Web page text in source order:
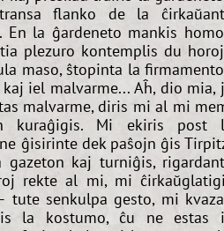
flanko de la
En la ĝardeneto mankis
plezuro kontemplis du
maso, ŝtopinta la
iel malvarme... Aĥ, dio mia,
malvarme, diris mi al mi
kuraĝigis. Mi ekiris post
ĝisirinte dek paŝojn ĝis
kaj turniĝis,
rekte al mi, mi
senkulpa gesto, mi
la kostumo, ĉu ne estas